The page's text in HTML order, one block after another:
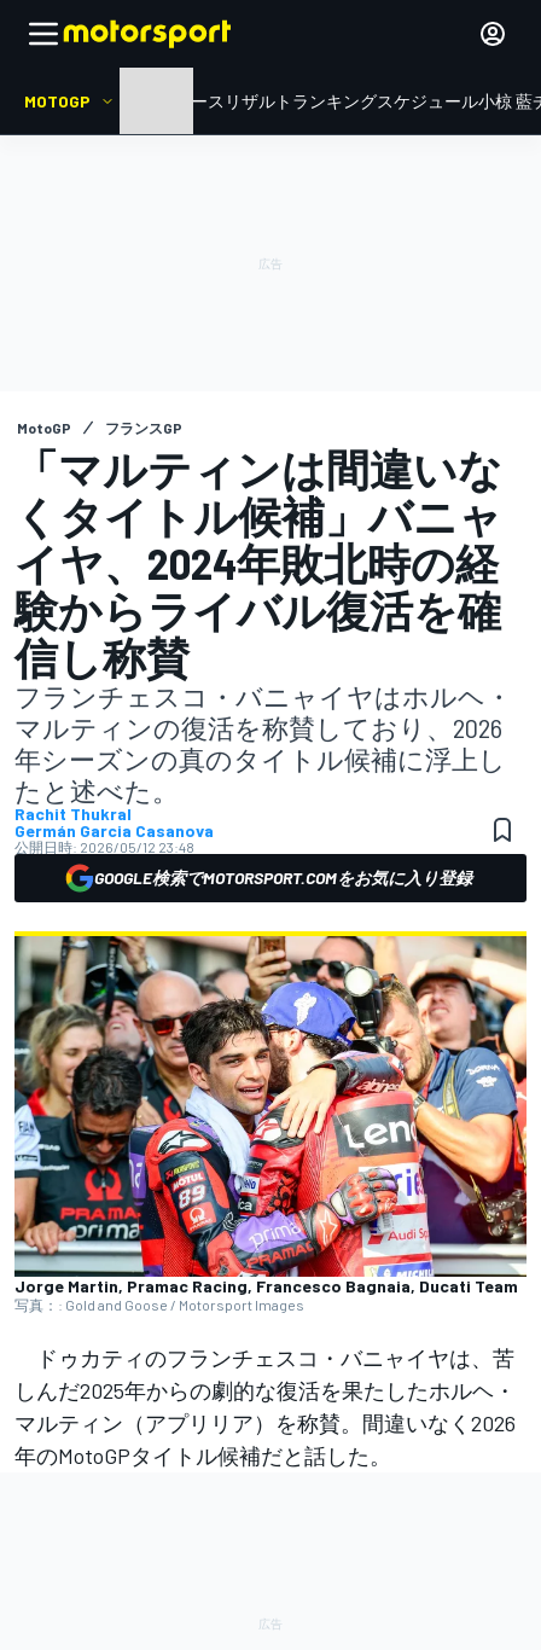
MOTOGP ニュース リザルト ランキングスケジュール小椋 藍
MotoGP フランスGP
「マルティンは間違いな
くタイトル候補」バニャ
イヤ、2024年敗北時の経
験からライバル復活を確
信し称賛
フランチェスコ・バニャイヤはホルヘ・
マルティンの復活を称賛しており、2026
年シーズンの真のタイトル候補に浮上し
たと述べた。
Rachit Thukral
Germán Garcia Casanova
公開日時: 2026/05/12 23:48
GOOGLE検索でMOTORSPORT.COMをお気に入り登録
Jorge Martin, Pramac Racing, Francesco Bagnaia, Ducati Team
写真：: Gold and Goose / Motorsport Images
ドゥカティのフランチェスコ・バニャイヤは、苦
しんだ2025年からの劇的な復活を果たしたホルヘ・
マルティン（アプリリア）を称賛。間違いなく2026
年のMotoGPタイトル候補だと話した。